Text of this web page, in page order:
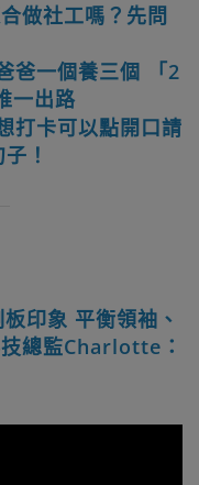
做社工嗎？先問
爸一個養三個 「2
一出路
打卡可以點開口請
！
印象 平衡領袖、
總監Charlotte：